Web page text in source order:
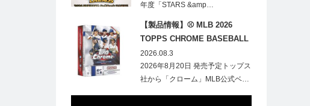
年度「STARS &amp…
【製品情報】⚾ MLB 2026
TOPPS CHROME BASEBALL
LOGOFRACTOR
2026.08.3
2026年8月20日 発売予定トップス
社から「クローム」MLB公式ベ…